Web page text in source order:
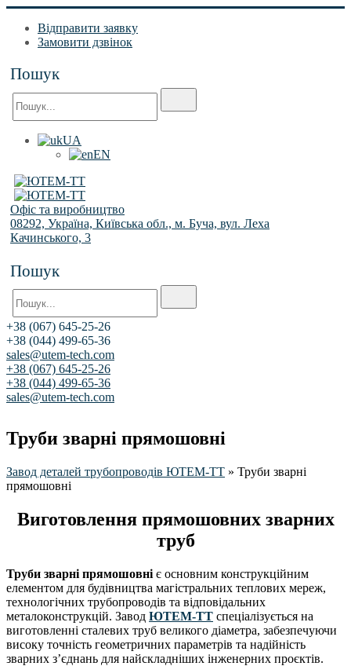
Відправити заявку
Замовити дзвінок
Пошук
UA
EN
Офіс та виробництво
08292, Україна, Київська обл., м. Буча, вул. Леха
Качинського, 3
Пошук
+38 (067) 645-25-26
+38 (044) 499-65-36
sales@utem-tech.com
+38 (067) 645-25-26
+38 (044) 499-65-36
sales@utem-tech.com
Труби зварні прямошовні
Завод деталей трубопроводів ЮТЕМ-ТТ » Труби зварні
прямошовні
Виготовлення прямошовних зварних
труб
Труби зварні прямошовні є основним конструкційним
елементом для будівництва магістральних теплових мереж,
технологічних трубопроводів та відповідальних
металоконструкцій. Завод ЮТЕМ-ТТ спеціалізується на
виготовленні сталевих труб великого діаметра, забезпечуючи
високу точність геометричних параметрів та надійність
зварних з’єднань для найскладніших інженерних проєктів.